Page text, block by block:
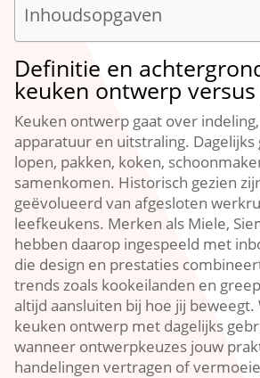
Inhoudsopgaven
Definitie en
keuken ontwerp
Keuken ontwerp gaat over
apparatuur en uitstraling.​
lopen, pakken, koken,
samenkomen.​ Historisch gezien
geëvolueerd van afgesloten
leefkeukens.​ Merken als Miele,
hebben daarop ingespeeld met
die design en prestaties
trends zoals kookeilanden en
altijd aansluiten bij hoe jij
keuken ontwerp met dagelijks
wanneer ontwerpkeuzes jouw
handelingen vertragen of